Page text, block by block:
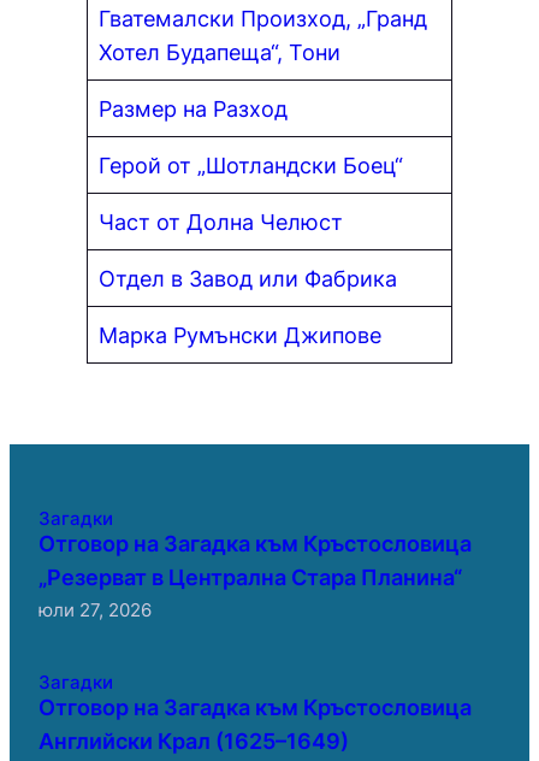
Гватемалски Произход, „Гранд
Хотел Будапеща“, Тони
Размер на Разход
Герой от „Шотландски Боец“
Част от Долна Челюст
Отдел в Завод или Фабрика
Марка Румънски Джипове
Загадки
Отговор на Загадка към Кръстословица
„Резерват в Централна Стара Планина“
юли 27, 2026
Загадки
Отговор на Загадка към Кръстословица
Английски Крал (1625–1649)